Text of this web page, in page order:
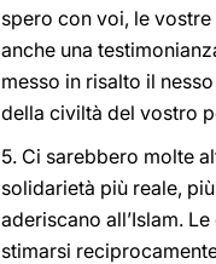
spero con voi, le
anche una
messo in risalto il
della civiltà del vostro
5. Ci sarebbero molte
solidarietà più reale,
aderiscano all’Islam.
stimarsi